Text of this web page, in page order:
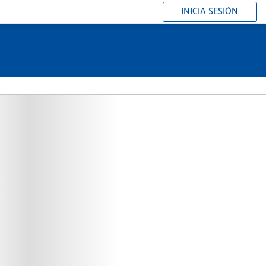
INICIA SESIÓN